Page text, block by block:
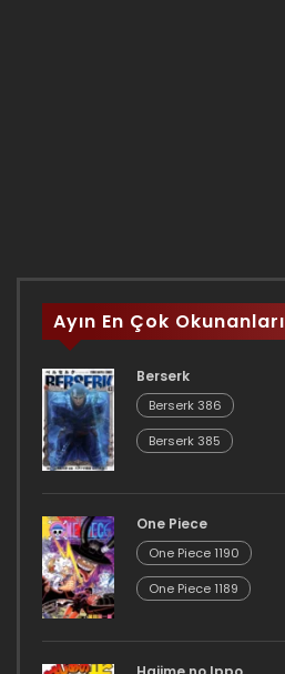
Ayın En Çok Okunanları
Berserk
Berserk 386
Berserk 385
One Piece
One Piece 1190
One Piece 1189